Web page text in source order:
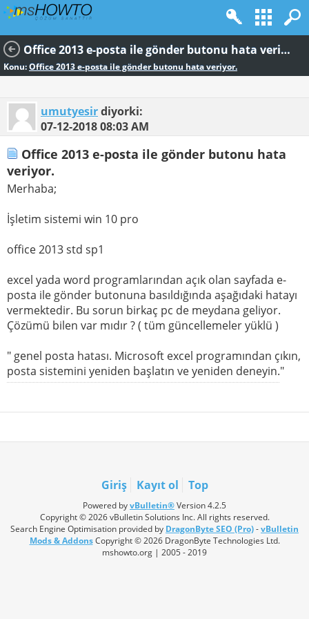
Office 2013 e-posta ile gönder butonu hata veriyor.
Konu:Office 2013 e-posta ile gönder butonu hata veriyor.
umutyesirdiyorki:
07-12-201808:03 AM
Office 2013 e-posta ile gönder butonu hata
veriyor.
Merhaba;
İşletim sistemi win 10 pro
office 2013 std sp1
excel yada word programlarından açık olan sayfada e-
posta ile gönder butonuna basıldığında aşağıdaki hatayı
vermektedir. Bu sorun birkaç pc de meydana geliyor.
Çözümü bilen var mıdır ? ( tüm güncellemeler yüklü )
" genel posta hatası. Microsoft excel programından çıkın,
posta sistemini yeniden başlatın ve yeniden deneyin."
Giriş Kayıt ol Top
Powered byvBulletin®Version 4.2.5
Copyright © 2026 vBulletin Solutions Inc. All rights reserved.
Search Engine Optimisation provided by DragonByte SEO (Pro)-vBulletin
Mods & AddonsCopyright © 2026 DragonByte Technologies Ltd.
mshowto.org | 2005 - 2019